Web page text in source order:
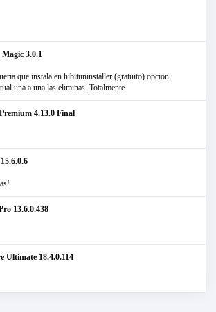
3.0.1
que instala en hibituninstaller (gratuito) opcion
una a una las eliminas. Totalmente
4.13.0 Final
13.6.0.438
Ultimate 18.4.0.114